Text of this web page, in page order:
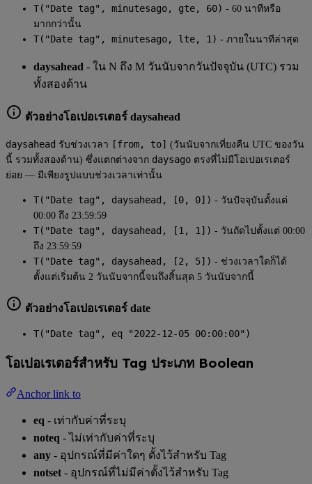
T("Date tag", minutesago, gte, 60) - 60 นาทีหรือ
มากกว่านั้น
T("Date tag", minutesago, lte, 1) - ภายในนาทีล่าสุด
daysahead - ใน N ถึง M วันนับจากวันปัจจุบัน (UTC) รวม
ทั้งสองด้าน
ตัวอย่างโอเปอเรเตอร์ daysahead
daysahead รับช่วงเวลา [from, to] (วันนับจากเที่ยงคืน UTC ของวัน
นี้ รวมทั้งสองด้าน) ซึ่งแตกต่างจาก daysago ตรงที่ไม่มีโอเปอเรเตอร์
ย่อย — มีเพียงรูปแบบช่วงเวลาเท่านั้น
T("Date tag", daysahead, [0, 0]) - วันปัจจุบันตั้งแต่
00:00 ถึง 23:59:59
T("Date tag", daysahead, [1, 1]) - วันถัดไปตั้งแต่ 00:00
ถึง 23:59:59
T("Date tag", daysahead, [2, 5]) - ช่วงเวลาใดก็ได้
ตั้งแต่เริ่มต้น 2 วันนับจากนี้จนถึงสิ้นสุด 5 วันนับจากนี้
ตัวอย่างโอเปอเรเตอร์ date
T("Date tag", eq "2022-12-05 00:00:00")
โอเปอเรเตอร์สำหรับ Tag ประเภท Boolean
Anchor link to
eq - เท่ากับค่าที่ระบุ
noteq - ไม่เท่ากับค่าที่ระบุ
any - อุปกรณ์ที่มีค่าใดๆ ตั้งไว้สำหรับ Tag
notset - อุปกรณ์ที่ไม่มีค่าตั้งไว้สำหรับ Tag